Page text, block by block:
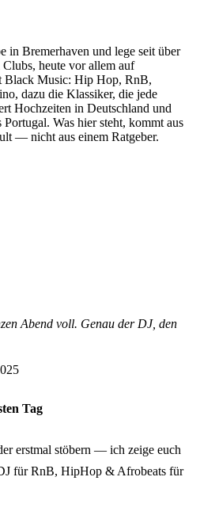
Bremerhaven und lege seit über
heute vor allem auf
Black Music: Hip Hop, RnB,
dazu die Klassiker, die jede
Hochzeiten in Deutschland und
Was hier steht, kommt aus
— nicht aus einem Ratgeber.
Abend voll. Genau der DJ, den
Tag
erstmal stöbern — ich zeige euch
für RnB, HipHop & Afrobeats für